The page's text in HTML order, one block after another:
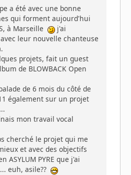
a été avec une bonne
qui forment aujourd'hui
à Marseille
j'ai
leur nouvelle chanteuse
projets, fait un guest
de BLOWBACK Open
de 6 mois du côté de
également sur un projet
mon travail vocal
cherché le projet qui me
et avec des objectifs
ASYLUM PYRE que j'ai
euh, asile??